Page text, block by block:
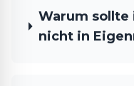
Warum
nicht in